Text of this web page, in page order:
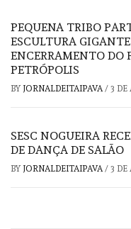
PEQUENA TRIBO
ESCULTURA
ENCERRAMENTO DO
PETRÓPOLIS
BY JORNALDEITAIPAVA/ 3 DE
SESC NOGUEIRA
DE DANÇA DE SALÃO
BY JORNALDEITAIPAVA/ 3 DE